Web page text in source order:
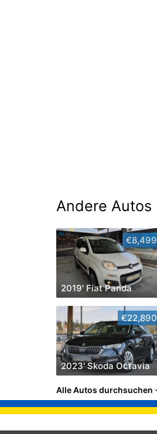
Andere Autos
€8,499
2019' Fiat Panda
€22,890
2023' Skoda Octavia
Alle Autos durchsuchen